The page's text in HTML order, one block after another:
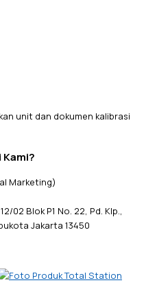
unit dan dokumen kalibrasi
Marketing)
02 Blok P1 No. 22, Pd. Klp.,
Jakarta 13450